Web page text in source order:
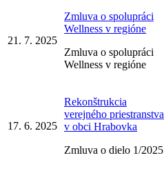
21. 7. 2025
Zmluva o spolupráci
Wellness v regióne
Zmluva o spolupráci
Wellness v regióne
17. 6. 2025
Rekonštrukcia
verejného priestranstva
v obci Hrabovka
Zmluva o dielo 1/2025